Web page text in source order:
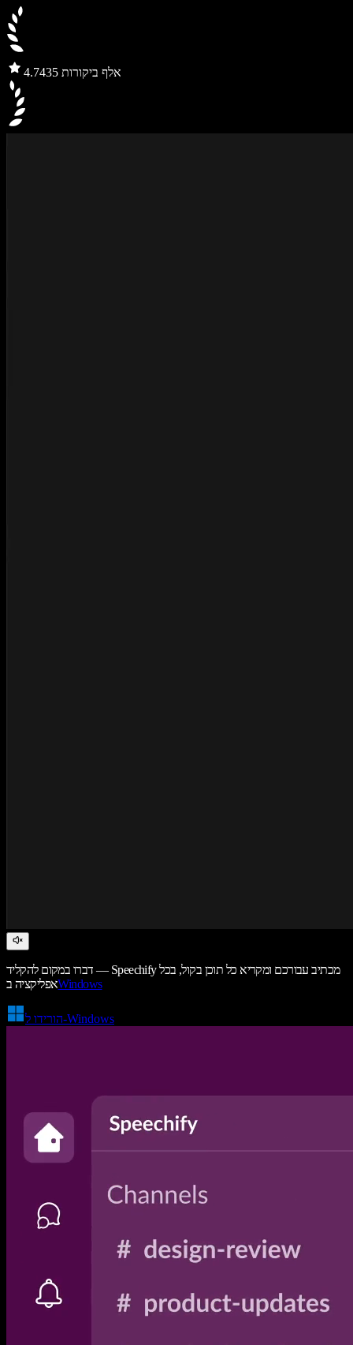
4.7 435 אלף ביקורות
דברו במקום להקליד — Speechify מכתיב עבורכם ומקריא כל תוכן בקול, בכל
אפליקציה בWindows
הורידו ל-Windows